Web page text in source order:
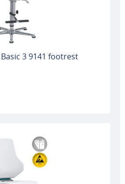
3 9141 footrest